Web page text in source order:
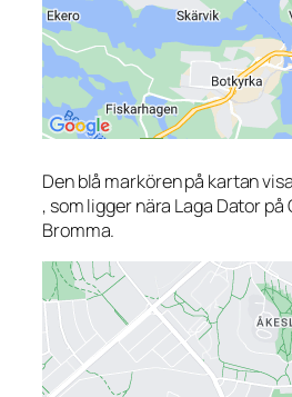
Den blå markören på kartan
, som ligger nära Laga Dator på
Bromma.